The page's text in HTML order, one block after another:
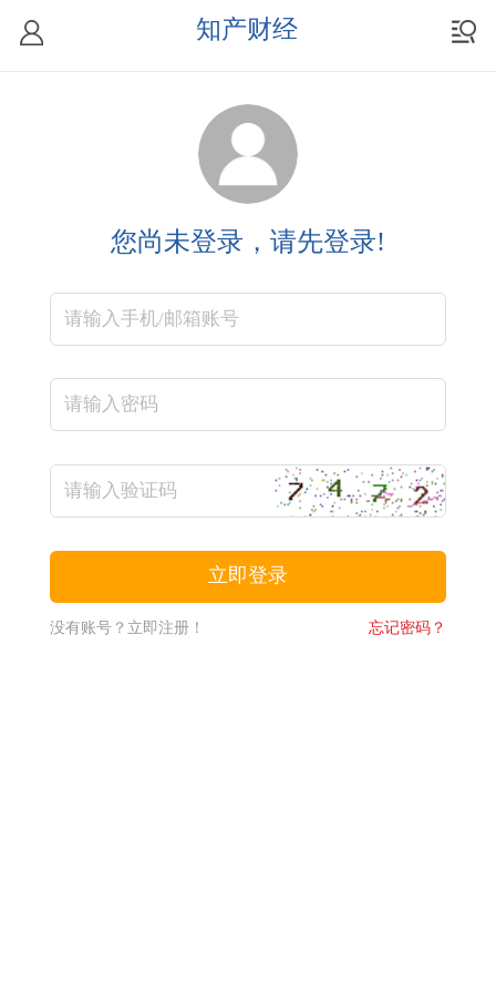
知产财经
您尚未登录，请先登录!
忘记密码？
没有账号？立即注册！